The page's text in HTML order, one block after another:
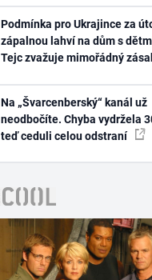
Podmínka pro Ukrajince za
zápalnou lahví na dům s
Tejc zvažuje mimořádný
Na „Švarcenberský“ kanál už
neodbočíte. Chyba vydržela
teď ceduli celou odstraní